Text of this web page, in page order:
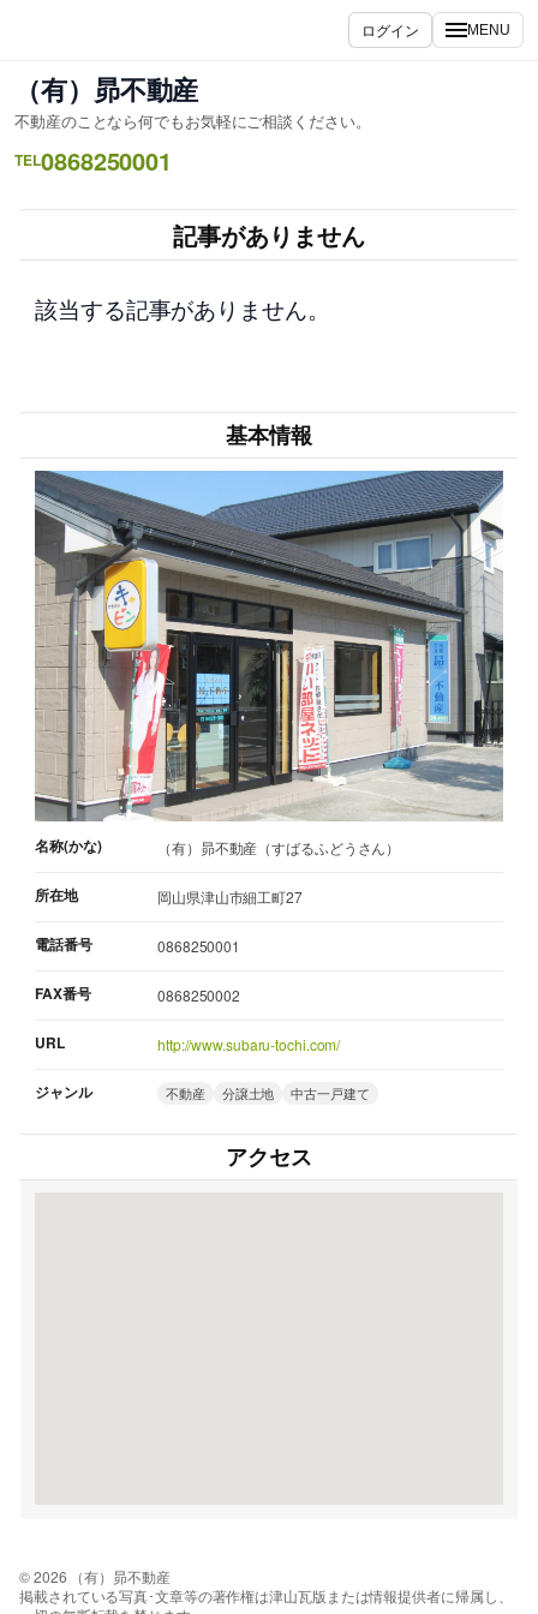
キ
ッ
ログイン MENU
（有）昴不動産
不動産のことなら何でもお気軽にご相談ください。
TEL0868250001
記事がありません
該当する記事がありません。
基本情報
名称(かな) （有）昴不動産（すばるふどうさん）
所在地 岡山県津山市細工町27
電話番号 0868250001
FAX番号 0868250002
URL http://www.subaru-tochi.com/
ジャンル 不動産 分譲土地 中古一戸建て
アクセス
© 2026 （有）昴不動産
掲載されている写真･文章等の著作権は津山瓦版または情報提供者に帰属し、